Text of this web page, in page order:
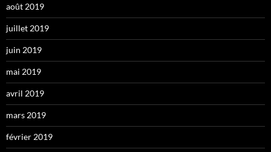
août 2019
juillet 2019
juin 2019
mai 2019
avril 2019
mars 2019
février 2019